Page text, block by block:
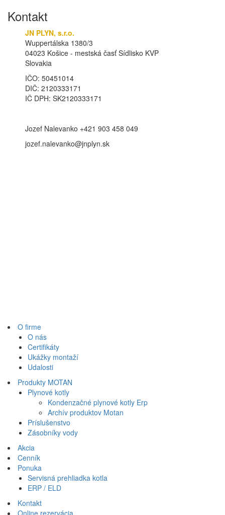
Kontakt
JN PLYN, s.r.o.
Wuppertálska 1380/3
04023 Košice - mestská časť Sídlisko KVP
Slovakia
IČO: 50451014
DIČ: 2120333171
IČ DPH: SK2120333171
Jozef Nalevanko +421 903 458 049
jozef.nalevanko@jnplyn.sk
O firme
O nás
Certifikáty
Ukážky montaží
Udalosti
Produkty MOTAN
Plynové kotly
Kondenzačné plynové kotly Erp
Archív produktov Motan
Príslušenstvo
Zásobníky vody
Akcia
Cenník
Ponuka
Servisná prehliadka kotla
ERP / ELD
Kontakt